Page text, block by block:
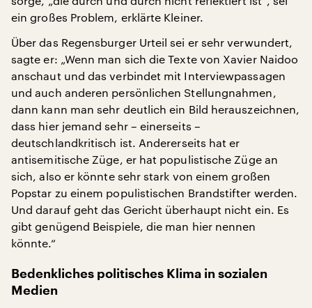
ein großes Problem, erklärte Kleiner.
Über das Regensburger Urteil sei er sehr verwundert,
sagte er: „Wenn man sich die Texte von Xavier Naidoo
anschaut und das verbindet mit Interviewpassagen
und auch anderen persönlichen Stellungnahmen,
dann kann man sehr deutlich ein Bild herauszeichnen,
dass hier jemand sehr – einerseits –
deutschlandkritisch ist. Andererseits hat er
antisemitische Züge, er hat populistische Züge an
sich, also er könnte sehr stark von einem großen
Popstar zu einem populistischen Brandstifter werden.
Und darauf geht das Gericht überhaupt nicht ein. Es
gibt genügend Beispiele, die man hier nennen
könnte.“
Bedenkliches politisches Klima in sozialen
Medien